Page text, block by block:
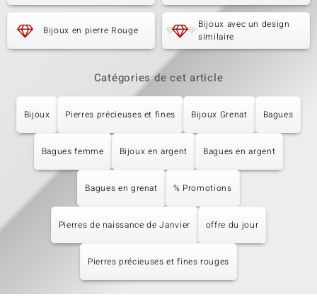
Bijoux en pierre Rouge
Bijoux avec un design
similaire
Catégories de cet article
Bijoux Pierres précieuses et fines Bijoux Grenat Bagues
Bagues femme Bijoux en argent Bagues en argent
Bagues en grenat % Promotions
Pierres de naissance de Janvier offre du jour
Pierres précieuses et fines rouges